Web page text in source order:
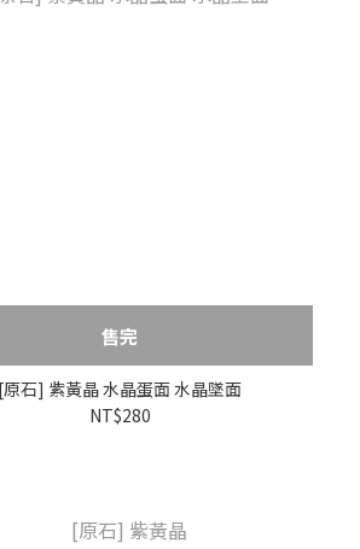
售完
[原石] 紫黃晶 水晶蛋面 水晶墜面
NT$280